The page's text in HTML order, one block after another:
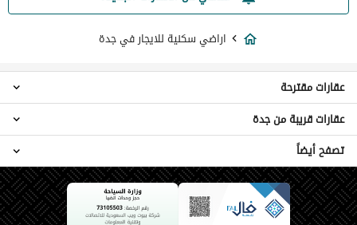
اراضي سكنية للايجار في جدة
شقق للايجار في جدة
فلل للايجار في جدة
عمائر سكنية للايجار في جدة
ادوار للايجار في جدة
غرف للايجار في جدة
استراحات للايجار في جدة
عقارات مقترحة
اراضي سكنية البريكه المنطقة الغربية
اراضي سكنية مكة
اراضي سكنية الرهجانيه
اراضي سكنية رابغ
عقارات قريبة من جدة
اراضي سكنية للبيع في جدة
تصفح أيضاً